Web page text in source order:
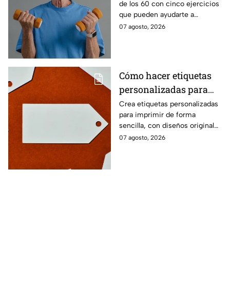
60
de los 60 con cinco ejercicios
que pueden ayudarte a
recuperar fuerza, movilidad y
07 agosto, 2026
Cómo hacer etiquetas
personalizadas para
imprimir
Crea etiquetas personalizadas
para imprimir de forma
sencilla, con diseños originales
y detalles adaptados a tus
07 agosto, 2026